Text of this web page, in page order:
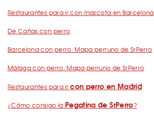
Restaurantes para ir con mascota en Barcelona
De Cañas con perro
Barcelona con perro: Mapa perruno de SrPerro
Málaga con perro: Mapa perruno de SrPerro
Restaurantes para ircon perro en Madrid
¿Cómo consigo la Pegatina de SrPerro?